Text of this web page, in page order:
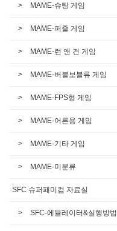
MAME-슈팅 게임
MAME-퍼즐 게임
MAME-런 앤 건 게임
MAME-버블보블류 게임
MAME-FPS형 게임
MAME-어른용 게임
MAME-기타 게임
MAME-미분류
SFC 슈퍼패미컴 자료실
SFC-에뮬레이터&실행방법